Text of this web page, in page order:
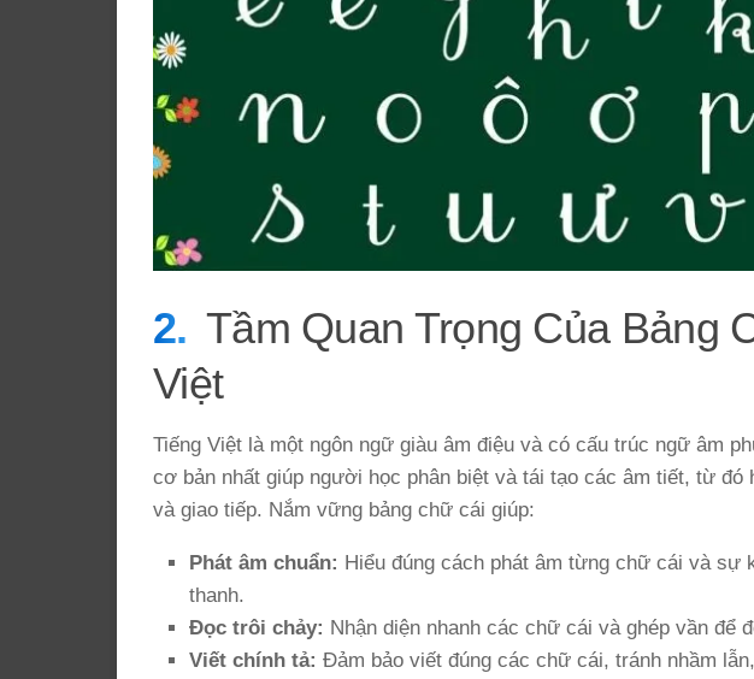
Tầm Quan Trọng Của Bảng
Việt
Tiếng Việt là một ngôn ngữ giàu âm điệu và có cấu trúc ngữ âm
cơ bản nhất giúp người học phân biệt và tái tạo các âm tiết, từ đó
và giao tiếp. Nắm vững bảng chữ cái giúp:
Phát âm chuẩn: Hiểu đúng cách phát âm từng chữ cái và sự
thanh.
Đọc trôi chảy: Nhận diện nhanh các chữ cái và ghép vần để
Viết chính tả: Đảm bảo viết đúng các chữ cái, tránh nhầm